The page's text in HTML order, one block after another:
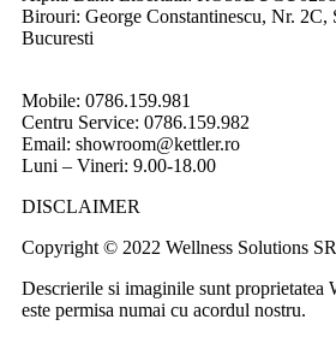
Birouri: George Constantinescu, Nr. 2C,
Bucuresti
Mobile: 0786.159.981
Centru Service: 0786.159.982
Email: showroom@kettler.ro
Luni – Vineri: 9.00-18.00
DISCLAIMER
Copyright © 2022 Wellness Solutions
Descrierile si imaginile sunt proprietatea
este permisa numai cu acordul nostru.